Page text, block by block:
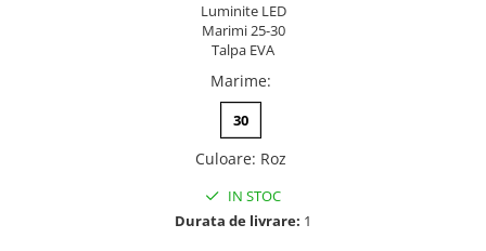
Luminite LED
Marimi 25-30
Talpa EVA
Marime:
30
Culoare: Roz
IN STOC
Durata de livrare: 1